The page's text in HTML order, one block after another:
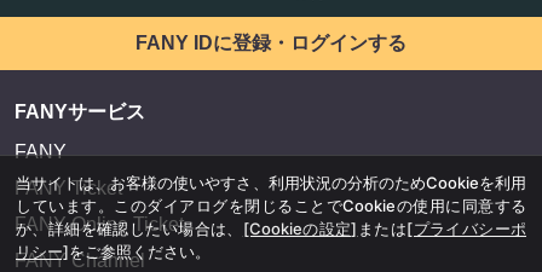
FANY IDに登録・ログインする
FANYサービス
FANY
FANY Ticket
FANY Online Ticket
FANY Channel
当サイトは、お客様の使いやすさ、利用状況の分析のためCookieを利用
しています。このダイアログを閉じることでCookieの使用に同意する
か、詳細を確認したい場合は、 [Cookieの設定] または[プライバシーポ
リシー]をご参照ください。